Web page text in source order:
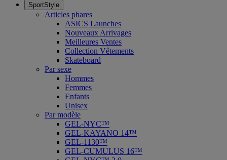
SportStyle
Articles phares
ASICS Launches
Nouveaux Arrivages
Meilleures Ventes
Collection Vêtements
Skateboard
Par sexe
Hommes
Femmes
Enfants
Unisex
Par modèle
GEL-NYC™
GEL-KAYANO 14™
GEL-1130™
GEL-CUMULUS 16™